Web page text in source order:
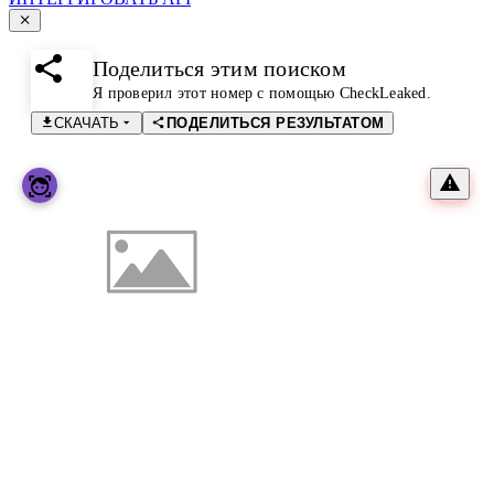
Поделиться этим поиском
Я проверил этот номер с помощью CheckLeaked.
СКАЧАТЬ
ПОДЕЛИТЬСЯ РЕЗУЛЬТАТОМ